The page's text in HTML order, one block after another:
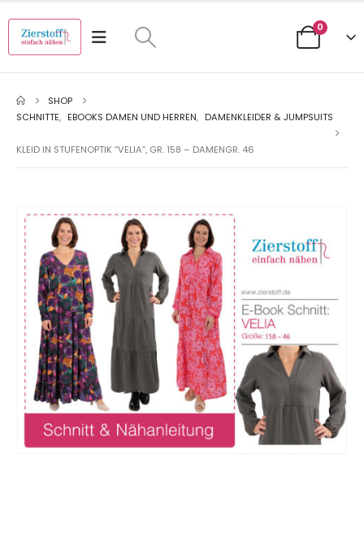
0
SHOP
SCHNITTE, EBOOKS DAMEN UND HERREN, DAMENKLEIDER & JUMPSUITS
KLEID IN STUFENOPTIK “VELIA”, GR. 158 – DAMENGR. 46